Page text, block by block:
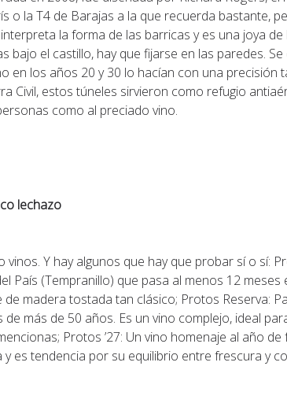
o la T4 de Barajas a la que recuerda bastante,
la forma de las barricas y es una joya
bajo el castillo, hay que fijarse en las paredes.
en los años 20 y 30 lo hacían con una precisión
Civil, estos túneles sirvieron como refugio
como al preciado vino.
lechazo
Y hay algunos que hay que probar sí o sí:
País (Tempranillo) que pasa al menos 12
madera tostada tan clásico; Protos Reserva:
más de 50 años. Es un vino complejo, ideal
Protos ’27: Un vino homenaje al año
y es tendencia por su equilibrio entre frescura y